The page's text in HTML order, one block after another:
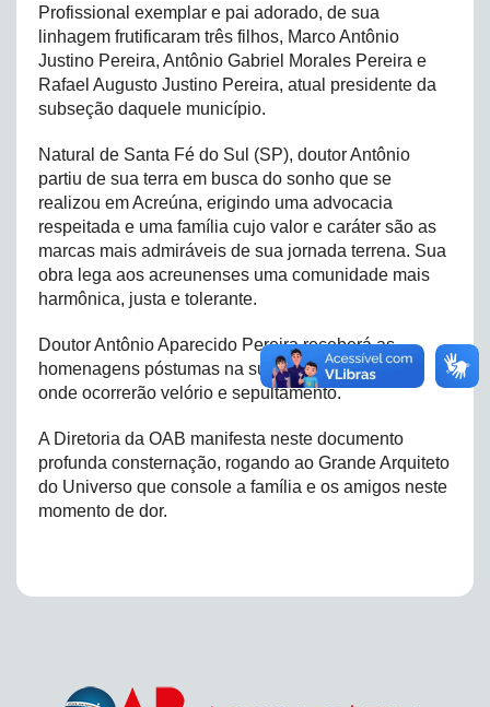
Profissional exemplar e pai adorado, de sua
linhagem frutificaram três filhos, Marco Antônio
Justino Pereira, Antônio Gabriel Morales Pereira e
Rafael Augusto Justino Pereira, atual presidente da
subseção daquele município.
Natural de Santa Fé do Sul (SP), doutor Antônio
partiu de sua terra em busca do sonho que se
realizou em Acreúna, erigindo uma advocacia
respeitada e uma família cujo valor e caráter são as
marcas mais admiráveis de sua jornada terrena. Sua
obra lega aos acreunenses uma comunidade mais
harmônica, justa e tolerante.
Doutor Antônio Aparecido Pereira receberá as
homenagens póstumas na sua Santa Fé do Sul,
onde ocorrerão velório e sepultamento.
A Diretoria da OAB manifesta neste documento
profunda consternação, rogando ao Grande Arquiteto
do Universo que console a família e os amigos neste
momento de dor.